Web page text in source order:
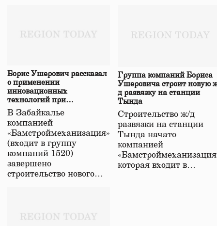
Борис Ушерович рассказал
о применении
инновационных
технологий при
строительстве нового моста
в Забайкалье
В Забайкалье
компанией
«Бамстроймеханизация»
(входит в группу
компаний 1520)
завершено
строительство нового…
Группа компаний Бориса
Ушеровича строит новую
д развязку на станции
Тында
Строительство ж/д
развязки на станции
Тында начато
компанией
которая входит в…